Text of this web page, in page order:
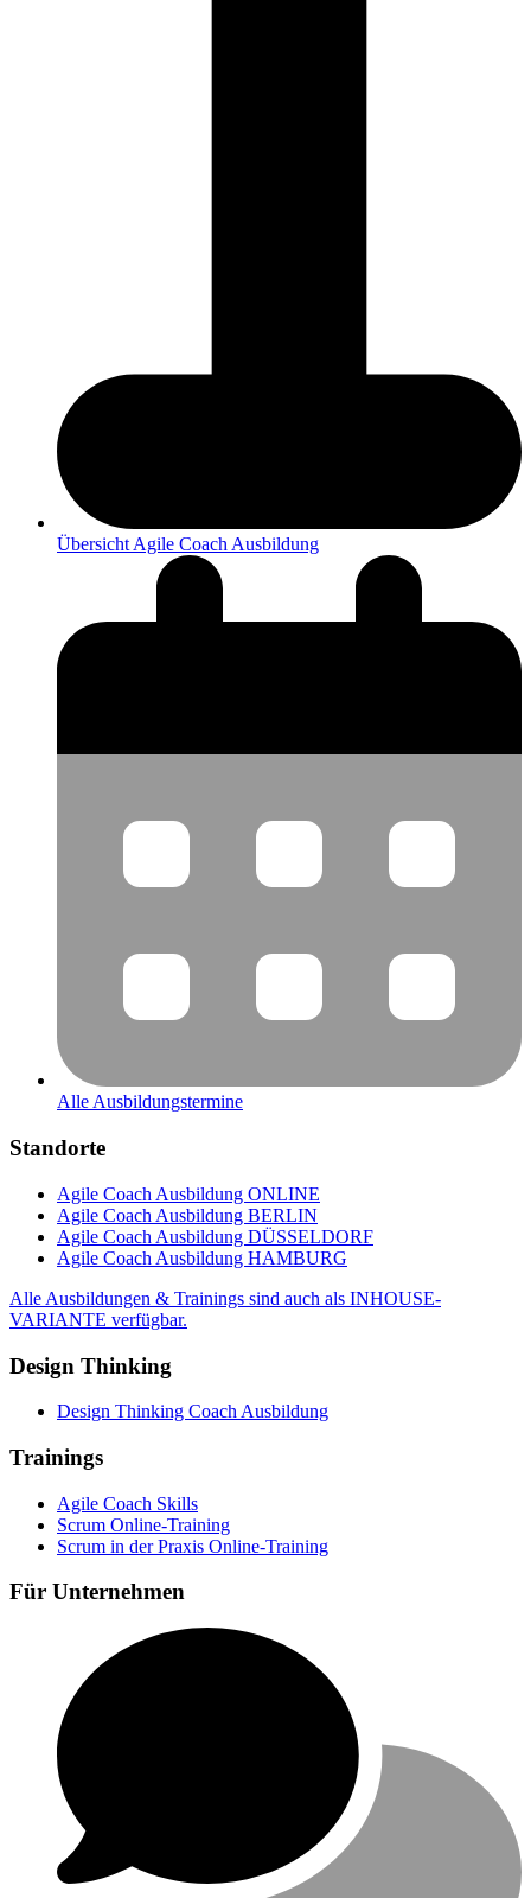
Übersicht Agile Coach Ausbildung
Alle Ausbildungstermine
Standorte
Agile Coach Ausbildung ONLINE
Agile Coach Ausbildung BERLIN
Agile Coach Ausbildung DÜSSELDORF
Agile Coach Ausbildung HAMBURG
Alle Ausbildungen & Trainings sind auch als INHOUSE-
VARIANTE verfügbar.
Design Thinking
Design Thinking Coach Ausbildung
Trainings
Agile Coach Skills
Scrum Online-Training
Scrum in der Praxis Online-Training
Für Unternehmen